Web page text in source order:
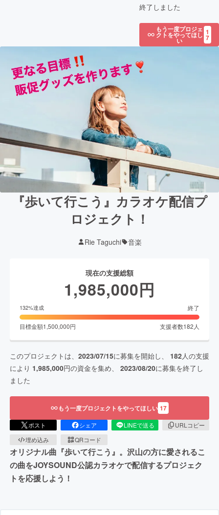
終了しました
もう一度プロジェ
クトをやってほし
い
1
7
『歩いて行こう』カラオケ配信プ
ロジェクト！
Rie Taguchi 音楽
現在の支援総額
1,985,000円
132%達成 終了
目標金額1,500,000円 支援者数182 人
このプロジェクトは、 2023/07/15に募集を開始し、 182人の支援
により 1,985,000円の資金を集め、 2023/08/20に募集を終了し
ました
もう一度プロジェクトをやってほしい 17
ポスト シェア LINEで送る
URLコピー
埋め込み
QRコード
オリジナル曲『歩いて行こう』。沢山の方に愛されるこ
の曲をJOYSOUND公認カラオケで配信するプロジェク
トを応援しよう！